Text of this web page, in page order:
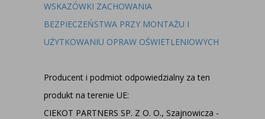
WSKAZÓWKI ZACHOWANIA
BEZPIECZEŃSTWA PRZY MONTAŻU I
UŻYTKOWANIU OPRAW OŚWIETLENIOWYCH
Producent i podmiot odpowiedzialny za ten
produkt na terenie UE:
CIEKOT PARTNERS SP. Z O. O., Szajnowicza -